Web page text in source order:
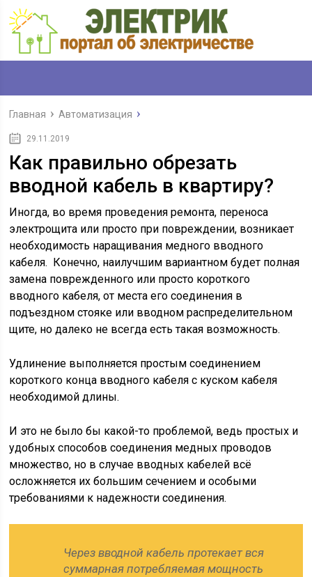
Главная Автоматизация
29.11.2019
Как правильно обрезать
вводной кабель в квартиру?
Иногда, во время проведения ремонта, переноса
электрощита или просто при повреждении, возникает
необходимость наращивания медного вводного
кабеля. Конечно, наилучшим вариантном будет полная
замена поврежденного или просто короткого
вводного кабеля, от места его соединения в
подъездном стояке или вводном распределительном
щите, но далеко не всегда есть такая возможность.
Удлинение выполняется простым соединением
короткого конца вводного кабеля с куском кабеля
необходимой длины.
И это не было бы какой-то проблемой, ведь простых и
удобных способов соединения медных проводов
множество, но в случае вводных кабелей всё
осложняется их большим сечением и особыми
требованиями к надежности соединения.
Через вводной кабель протекает вся
суммарная потребляемая мощность